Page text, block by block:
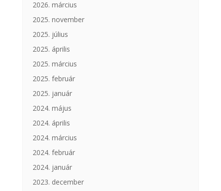
2026. március
2025. november
2025. július
2025. április
2025. március
2025. február
2025. január
2024. május
2024. április
2024. március
2024. február
2024. január
2023. december